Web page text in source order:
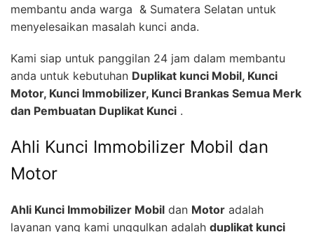
membantu anda warga & Sumatera Selatan untuk
menyelesaikan masalah kunci anda.
Kami siap untuk panggilan 24 jam dalam membantu
anda untuk kebutuhan Duplikat kunci Mobil, Kunci
Motor, Kunci Immobilizer, Kunci Brankas Semua Merk
dan Pembuatan Duplikat Kunci .
Ahli Kunci Immobilizer Mobil dan
Motor
Ahli Kunci Immobilizer Mobil dan Motor adalah
layanan yang kami unggulkan adalah duplikat kunci